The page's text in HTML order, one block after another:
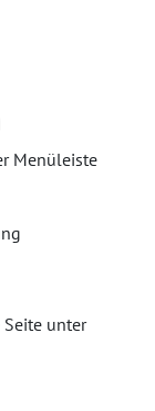
Menüleiste
unter